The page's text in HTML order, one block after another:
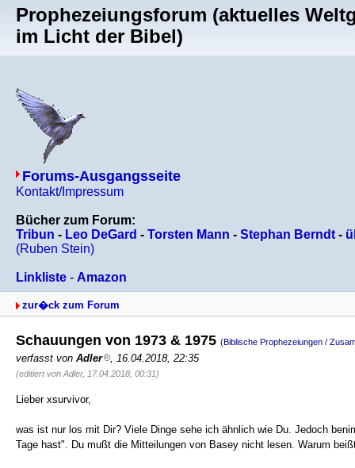
Prophezeiungsforum (aktuelles
im Licht der Bibel)
Forums-Ausgangsseite
Kontakt/Impressum
Bücher zum Forum:
Tribun - Leo DeGard - Torsten Mann - Stephan Berndt -
(Ruben Stein)
Linkliste - Amazon
zur�ck zum Forum
Schauungen von 1973 & 1975 (Biblische Prophezeiungen /
verfasst von Adler , 16.04.2018, 22:35
(editiert von Adler, 17.04.2018, 00:31)
Lieber xsurvivor,
was ist nur los mit Dir? Viele Dinge sehe ich ähnlich wie Du. Jedoch
Tage hast". Du mußt die Mitteilungen von Basey nicht lesen. Warum